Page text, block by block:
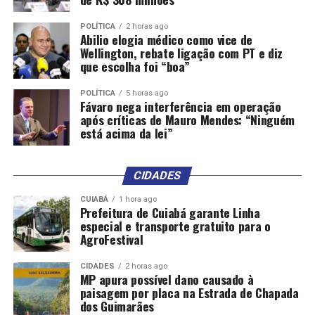
nas lições aprendidas nas
experiências internacionais,
concordamos com as
diretrizes para incubar a
GMB dentro do NDB [Novo
Banco de Desenvolvimento]
como uma iniciativa piloto,
começando com seus
membros, sem aportes de
capital adicionais.
Esperamos desenvolver
essa iniciativa piloto ao
longo de 2025, com vistas
POLÍTICA 2 horas ago
Abilio elogia médico como vice de
Wellington, rebate ligação com PT e diz
que escolha foi “boa”
POLÍTICA 5 horas ago
Fávaro nega interferência em operação
após críticas de Mauro Mendes: “Ninguém
está acima da lei”
CIDADES
CUIABÁ 1 hora ago
Prefeitura de Cuiabá garante Linha
especial e transporte gratuito para o
AgroFestival
CIDADES 2 horas ago
MP apura possível dano causado à
paisagem por placa na Estrada de Chapada
dos Guimarães